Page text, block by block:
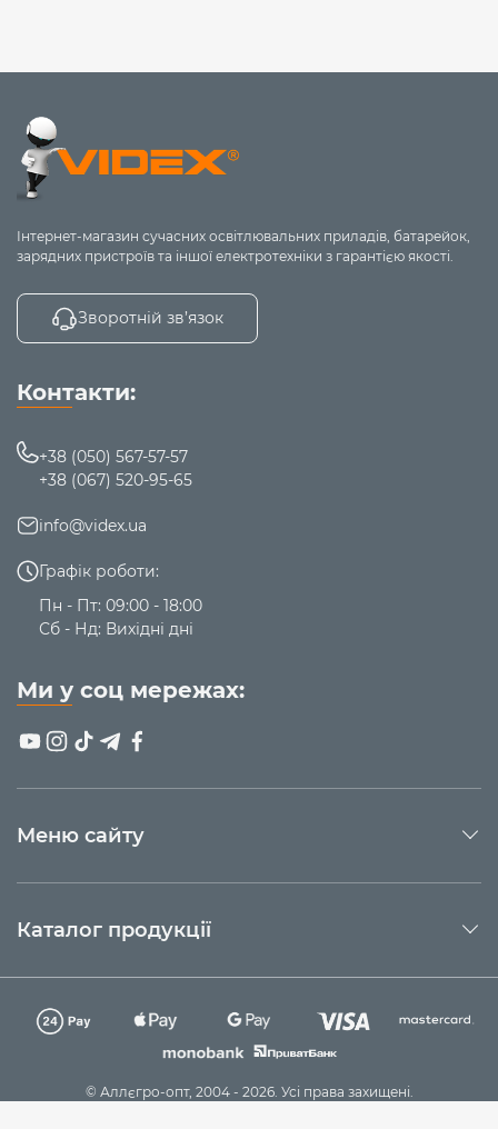
Інтернет-магазин сучасних освітлювальних приладів, батарейок,
зарядних пристроїв та іншої електротехніки з гарантією якості.
Зворотній зв’язок
Меню сайту
Каталог продукції
Контакти:
+38 (050) 567-57-57
+38 (067) 520-95-65
info@videx.ua
Графік роботи:
Пн - Пт: 09:00 - 18:00
Сб - Нд: Вихідні дні
Ми у соц мережах:
© Аллєгро-опт, 2004 - 2026. Усі права захищені.